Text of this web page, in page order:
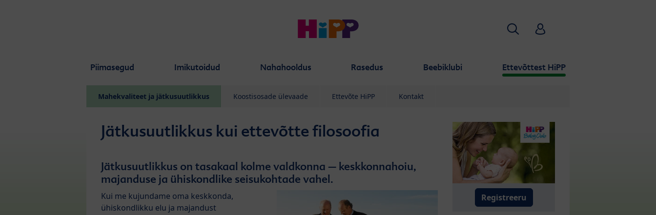
Piimasegud Imikutoidud Nahahooldus Rasedus Beebiklubi Ettevõttest HiPP
Otsi HiPP Babyclub
Mahekvaliteet ja jätkusuutlikkus Koostisosade ülevaade Ettevõte HiPP Kontakt
Jätkusuutlikkus kui ettevõtte filosoofia
Jätkusuutlikkus on tasakaal kolme valdkonna – keskkonnahoiu,
majanduse ja ühiskondlike seisukohtade vahel.
Kui me kujundame oma keskkonda,
ühiskondlikku elu ja majandust
Registreeru